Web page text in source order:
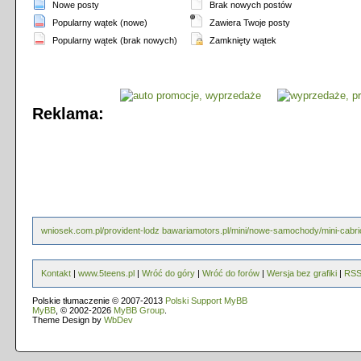
Nowe posty
Popularny wątek (nowe)
Popularny wątek (brak nowych)
Brak nowych postów
Zawiera Twoje posty
Zamknięty wątek
Reklama:
wniosek.com.pl/provident-lodz bawariamotors.pl/mini/nowe-samochody/mini-
Kontakt | www.5teens.pl | Wróć do góry | Wróć do forów | Wersja bez grafiki | RSS
Polskie tłumaczenie © 2007-2013 Polski Support MyBB
MyBB , © 2002-2026 MyBB Group
Theme Design by WbDev